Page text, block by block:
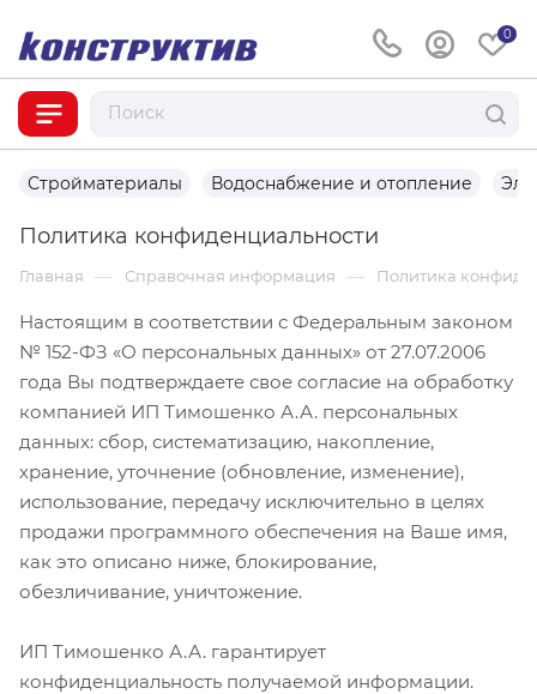
0
Стройматериалы Водоснабжение и отопление
Политика конфиденциальности
Главная — Справочная информация — Политика
Настоящим в соответствии с Федеральным законом
№ 152-ФЗ «О персональных данных» от 27.07.2006
года Вы подтверждаете свое согласие на обработку
компанией ИП Тимошенко А.А. персональных
данных: сбор, систематизацию, накопление,
хранение, уточнение (обновление, изменение),
использование, передачу исключительно в целях
продажи программного обеспечения на Ваше имя,
как это описано ниже, блокирование,
обезличивание, уничтожение.
ИП Тимошенко А.А. гарантирует
конфиденциальность получаемой информации.